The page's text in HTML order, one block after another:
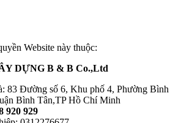
Website này thuộc:
DỰNG B & B Co.,Ltd
83 Đường số 6, Khu phố 4, Phường Bình
Bình Tân,TP Hồ Chí Minh
920 929